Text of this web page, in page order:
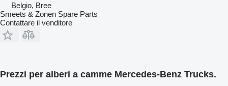
Belgio, Bree
Smeets & Zonen Spare Parts
Contattare il venditore
Prezzi per alberi a camme Mercedes-Benz Trucks.